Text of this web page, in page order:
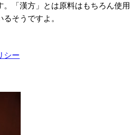
。「漢方」とは原料はもちろん使用
そうですよ。
シー